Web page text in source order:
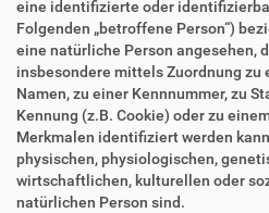
eine identifizierte oder
Folgenden „betroffene Person“)
eine natürliche Person angesehen,
insbesondere mittels Zuordnung zu
Namen, zu einer Kennnummer, zu
Kennung (z.B. Cookie) oder zu
Merkmalen identifiziert werden
physischen, physiologischen,
wirtschaftlichen, kulturellen oder
natürlichen Person sind.